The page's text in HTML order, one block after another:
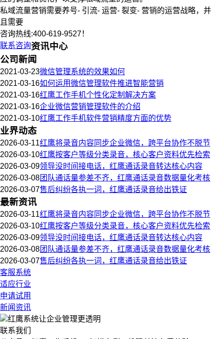
私域流量营销需要养号- 引流- 运营- 裂变- 营销的运营战略，并
且需要
咨询热线:400-619-9527！
联系咨询资讯中心
公司新闻
2021-03-23微信管理系统的效果如何
2021-03-16如何运用微信管理软件推进智能营销
2021-03-16红鹰工作手机个性化定制解决方案
2021-03-16企业微信营销管理软件的介绍
2021-03-10红鹰工作手机软件营销精度方面的优势
业界动态
2026-03-11红鹰将录音内容同步企业微信，跨平台协作不脱节
2026-03-10红鹰按客户等级分类录音，核心客户资料优先检索
2026-03-09领导没时间接电话，红鹰通话录音转达核心内容
2026-03-08团队通话量参差不齐，红鹰通话录音数据量化考核
2026-03-07售后纠纷各执一词，红鹰通话录音给出铁证
最新资讯
2026-03-11红鹰将录音内容同步企业微信，跨平台协作不脱节
2026-03-10红鹰按客户等级分类录音，核心客户资料优先检索
2026-03-09领导没时间接电话，红鹰通话录音转达核心内容
2026-03-08团队通话量参差不齐，红鹰通话录音数据量化考核
2026-03-07售后纠纷各执一词，红鹰通话录音给出铁证
客服系统
适应行业
申请试用
新闻资讯
红鹰系统让企业管理更透明
联系我们